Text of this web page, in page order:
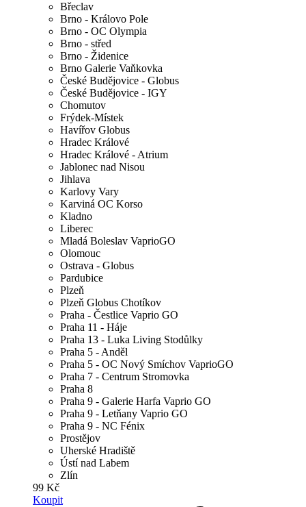
Břeclav
Brno - Královo Pole
Brno - OC Olympia
Brno - střed
Brno - Židenice
Brno Galerie Vaňkovka
České Budějovice - Globus
České Budějovice - IGY
Chomutov
Frýdek-Místek
Havířov Globus
Hradec Králové
Hradec Králové - Atrium
Jablonec nad Nisou
Jihlava
Karlovy Vary
Karviná OC Korso
Kladno
Liberec
Mladá Boleslav VaprioGO
Olomouc
Ostrava - Globus
Pardubice
Plzeň
Plzeň Globus Chotíkov
Praha - Čestlice Vaprio GO
Praha 11 - Háje
Praha 13 - Luka Living Stodůlky
Praha 5 - Anděl
Praha 5 - OC Nový Smíchov VaprioGO
Praha 7 - Centrum Stromovka
Praha 8
Praha 9 - Galerie Harfa Vaprio GO
Praha 9 - Letňany Vaprio GO
Praha 9 - NC Fénix
Prostějov
Uherské Hradiště
Ústí nad Labem
Zlín
99 Kč
Koupit